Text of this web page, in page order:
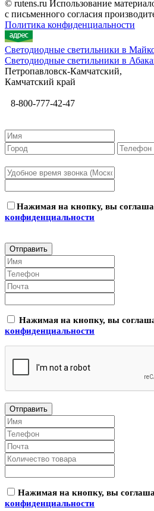
© rutens.ru Использование
с письменного согласия
Политика конфиденциальности
Светодиодные светильники в
Светодиодные светильники в
Петропавловск-Камчатский,
Камчатский край
8-800-777-42-47
Нажимая на кнопку, вы
конфиденциальности
Нажимая на кнопку, вы
конфиденциальности
Нажимая на кнопку, вы
конфиденциальности